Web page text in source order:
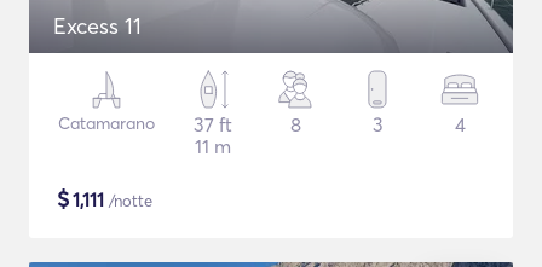
Excess 11
Catamarano
37 ft
11 m
8 3 4
$1,111 /notte